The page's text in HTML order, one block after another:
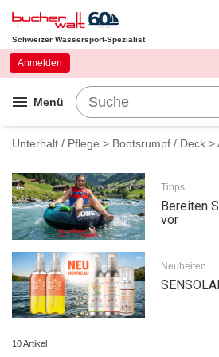
Schweizer Wassersport-Spezialist
menu Menü
Anmelden
Unterhalt / Pflege > Bootsrumpf / Deck >
Tipps
Bereiten
vor
Neuheiten
10 Artikel